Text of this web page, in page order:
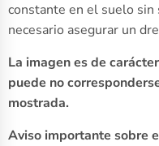
constante en el suelo
necesario asegurar un
La imagen es de
puede no
mostrada.
Aviso importante sobre